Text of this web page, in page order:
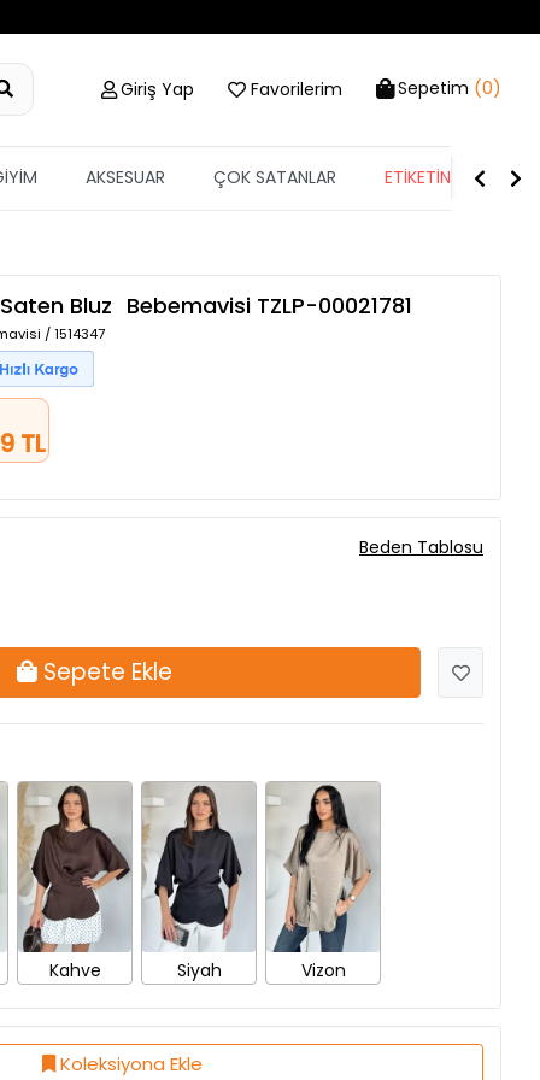
Giriş Yap Favorilerim Sepetim (0)
AKSESUAR ÇOK SATANLAR ETİKETİN YARISI
Bluz Bebemavisi TZLP-00021781
/ 1514347
TL
Beden Tablosu
Sepete Ekle
Kahve Siyah Vizon
Koleksiyona Ekle